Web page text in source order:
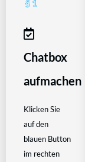
Chatbox
aufmachen
Klicken Sie
auf den
blauen Button
im rechten